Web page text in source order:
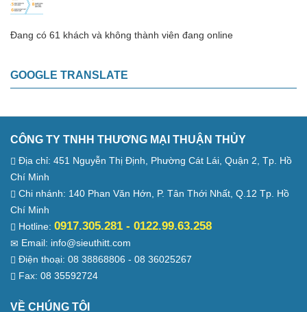
Đang có 61 khách và không thành viên đang online
GOOGLE TRANSLATE
CÔNG TY TNHH THƯƠNG MẠI THUẬN THỦY
Địa chỉ: 451 Nguyễn Thị Định, Phường Cát Lái, Quận 2, Tp. Hồ
Chí Minh
Chi nhánh: 140 Phan Văn Hớn, P. Tân Thới Nhất, Q.12 Tp. Hồ
Chí Minh
Hotline: 0917.305.281 - 0122.99.63.258
Email: info@sieuthitt.com
Điện thoại: 08 38868806 - 08 36025267
Fax: 08 35592724
VỀ CHÚNG TÔI